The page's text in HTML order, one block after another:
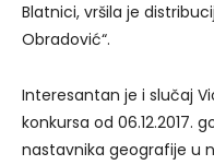
Blatnici, vršila je
Obradović“.
Interesantan je i slučaj
konkursa od 06.12.2017.
nastavnika geografije u